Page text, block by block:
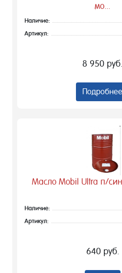
мо...
Наличие:
Артикул:
8 950 руб.
Подробнее
Масло Mobil Ultra п/
Наличие:
Артикул:
640 руб.